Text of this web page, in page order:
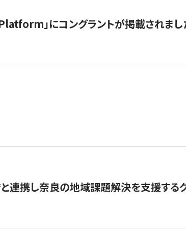
」にコングラントが掲載されまし
連携し奈良の地域課題解決を支援する